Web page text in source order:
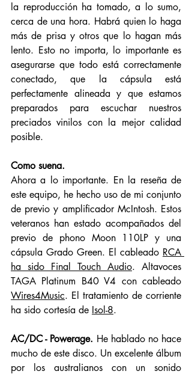
la reproducción ha tomado, a lo sumo,
cerca de una hora. Habrá quien lo haga
más de prisa y otros que lo hagan más
lento. Esto no importa, lo importante es
asegurarse que todo está correctamente
conectado, que la cápsula está
perfectamente alineada y que estamos
preparados para escuchar nuestros
preciados vinilos con la mejor calidad
posible.
Como suena.
Ahora a lo importante. En la reseña de
este equipo, he hecho uso de mi conjunto
de previo y amplificador McIntosh. Estos
veteranos han estado acompañados del
previo de phono Moon 110LP y una
cápsula Grado Green. El cableado RCA
ha sido Final Touch Audio. Altavoces
Wires4Music. El tratamiento de corriente
ha sido cortesía de Isol-8.
AC/DC - Powerage. He hablado no hace
mucho de este disco. Un excelente álbum
por los australianos con un sonido